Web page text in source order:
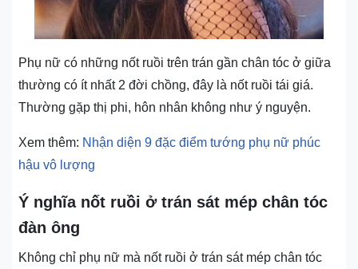
Phụ nữ có những nốt ruồi trên trán gần chân tóc ở giữa
thường có ít nhất 2 đời chồng, đây là nốt ruồi tái giá.
Thường gặp thị phi, hôn nhân không như ý nguyện.
Xem thêm: Nhận diện 9 đặc điểm tướng phụ nữ phúc
hậu vô lượng
Ý nghĩa nốt ruồi ở trán sát mép chân tóc
đàn ông
Không chỉ phụ nữ mà nốt ruồi ở trán sát mép chân tóc